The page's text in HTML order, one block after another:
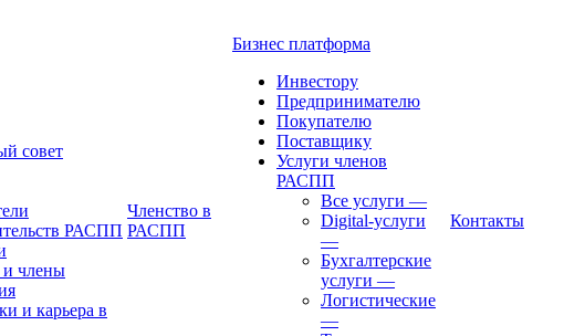
совет
РАСПП
члены
и карьера в
Членство в
РАСПП
Бизнес платформа
Инвестору
Предпринимателю
Покупателю
Поставщику
Услуги членов
РАСПП
Все услуги —
Digital-услуги
—
Бухгалтерские
услуги —
Логистические
—
Контакты